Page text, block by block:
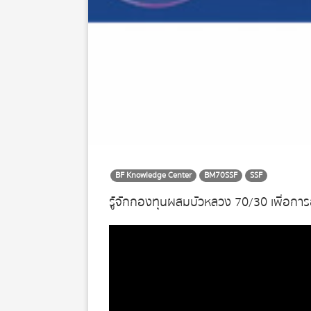
BF Knowledge Center BM70SSF SSF
รู้จักกองทุนผสมบัวหลวง 70/30 เพื่อกา